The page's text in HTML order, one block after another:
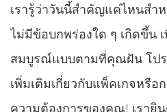
เรารู้ว่าวันนี้สำคัญแค่ไหนสำ
ไม่มีข้อบกพร่องใด ๆ เกิดขึ้น
สมบูรณ์แบบตามที่คุณฝัน โป
เพิ่มเติมเกี่ยวกับแพ็คเกจหรือ